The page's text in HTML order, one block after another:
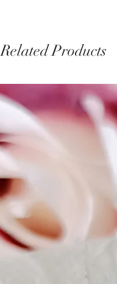
Related Products